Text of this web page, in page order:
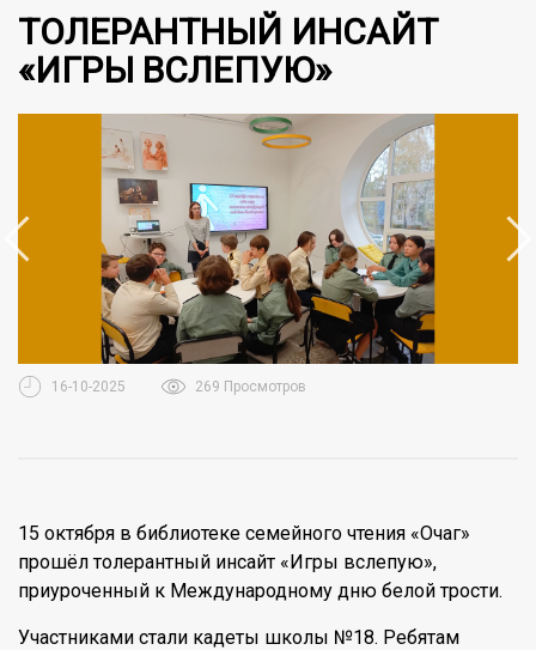
ТОЛЕРАНТНЫЙ ИНСАЙТ
«ИГРЫ ВСЛЕПУЮ»
16-10-2025 269 Просмотров
15 октября в библиотеке семейного чтения «Очаг»
прошёл толерантный инсайт «Игры вслепую»,
приуроченный к Международному дню белой трости.
Участниками стали кадеты школы №18. Ребятам